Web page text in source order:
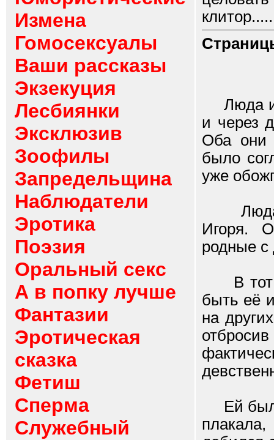
Измена
Гомосексуалы
Ваши рассказы
Экзекуция
Лесбиянки
Эксклюзив
Зоофилы
Запредельщина
Наблюдатели
Эротика
Поэзия
Оральный секс
А в попку лучше
Фантазии
Эротическая
сказка
Фетиш
Сперма
Служебный
Люда и
и через
Оба они
было
уже
Люда
Игоря.
родные с
В тот
быть её
на
Ей было